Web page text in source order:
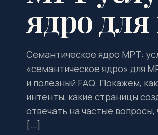
ядро
Семантическое ядро МРТ:
«семантическое ядро» для
и полезный FAQ. Покажем,
интенты, какие страницы
отвечать на частые
[…]